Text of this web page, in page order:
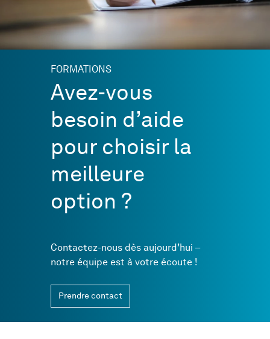
FORMATIONS
Avez-vous
besoin d’aide
pour choisir la
meilleure
option ?
Contactez-nous dès aujourd’hui –
notre équipe est à votre écoute !
Prendre contact